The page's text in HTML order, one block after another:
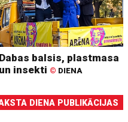
Dabas balsis, plastmasa
un insekti © DIENA
DIENA PUBLIKĀCIJAS